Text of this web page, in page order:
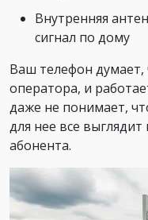
Внутренняя
сигнал по дому
Ваш телефон
оператора, и
даже не понимает,
для нее все
абонента.